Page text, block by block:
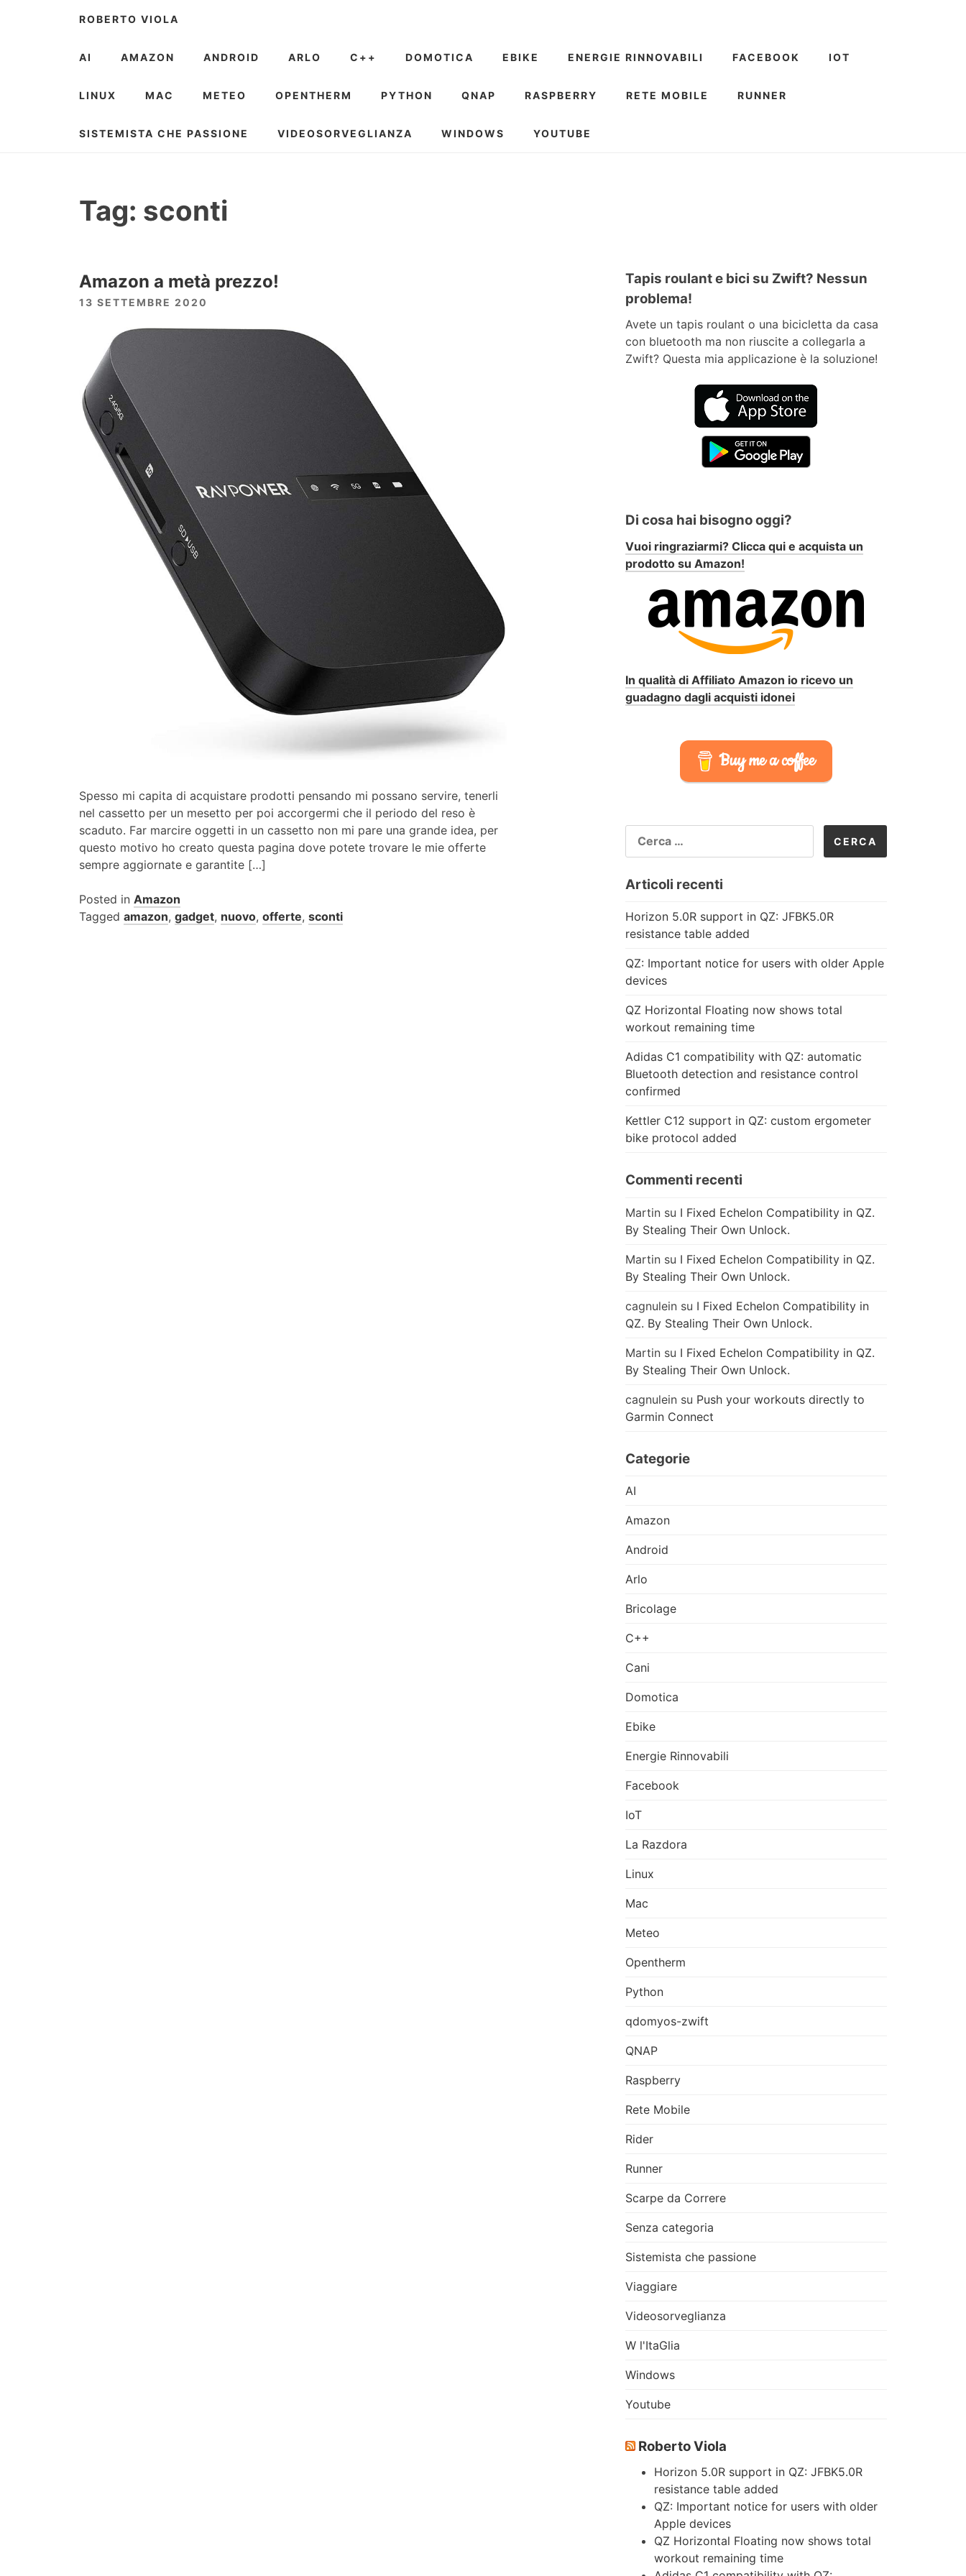
ROBERTO VIOLA
AI AMAZON ANDROID ARLO C++ DOMOTICA EBIKE ENERGIE RINNOVABILI FACEBOOK IOT
LINUX MAC METEO OPENTHERM PYTHON QNAP RASPBERRY RETE MOBILE RUNNER
SISTEMISTA CHE PASSIONE VIDEOSORVEGLIANZA WINDOWS YOUTUBE
Tag: sconti
Amazon a metà prezzo!
13 SETTEMBRE 2020
Spesso mi capita di acquistare prodotti pensando mi possano servire, tenerli
nel cassetto per un mesetto per poi accorgermi che il periodo del reso è
scaduto. Far marcire oggetti in un cassetto non mi pare una grande idea, per
questo motivo ho creato questa pagina dove potete trovare le mie offerte
sempre aggiornate e garantite […]
Posted in Amazon
Tagged amazon, gadget, nuovo, offerte, sconti
Tapis roulant e bici su Zwift? Nessun
problema!
Avete un tapis roulant o una bicicletta da casa
con bluetooth ma non riuscite a collegarla a
Zwift? Questa mia applicazione è la soluzione!
Di cosa hai bisogno oggi?
Vuoi ringraziarmi? Clicca qui e acquista un
prodotto su Amazon!
In qualità di Affiliato Amazon io ricevo un
guadagno dagli acquisti idonei
Buy me a coffee
PER:
Articoli recenti
Horizon 5.0R support in QZ: JFBK5.0R
resistance table added
QZ: Important notice for users with older Apple
devices
QZ Horizontal Floating now shows total
workout remaining time
Adidas C1 compatibility with QZ: automatic
Bluetooth detection and resistance control
confirmed
Kettler C12 support in QZ: custom ergometer
bike protocol added
Commenti recenti
Martin su I Fixed Echelon Compatibility in QZ.
By Stealing Their Own Unlock.
Martin su I Fixed Echelon Compatibility in QZ.
By Stealing Their Own Unlock.
cagnulein su I Fixed Echelon Compatibility in
QZ. By Stealing Their Own Unlock.
Martin su I Fixed Echelon Compatibility in QZ.
By Stealing Their Own Unlock.
cagnulein su Push your workouts directly to
Garmin Connect
Categorie
AI
Amazon
Android
Arlo
Bricolage
C++
Cani
Domotica
Ebike
Energie Rinnovabili
Facebook
IoT
La Razdora
Linux
Mac
Meteo
Opentherm
Python
qdomyos-zwift
QNAP
Raspberry
Rete Mobile
Rider
Runner
Scarpe da Correre
Senza categoria
Sistemista che passione
Viaggiare
Videosorveglianza
W l'ItaGlia
Windows
Youtube
Roberto Viola
Horizon 5.0R support in QZ: JFBK5.0R
resistance table added
QZ: Important notice for users with older
Apple devices
QZ Horizontal Floating now shows total
workout remaining time